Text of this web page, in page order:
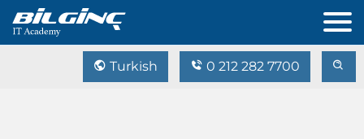
Turkish 0 212 282 7700